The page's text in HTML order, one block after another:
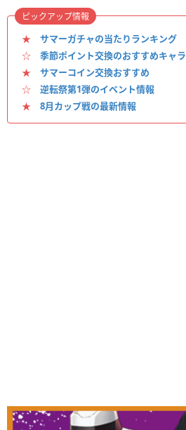
★ サマーガチャの当たりランキング
☆ 季節ポイント交換のおすすめキャラ
★ サマーコイン交換おすすめ
☆ 逆転祭第1弾のイベント情報
★ 8月カップ戦の最新情報
ピックアップ情報